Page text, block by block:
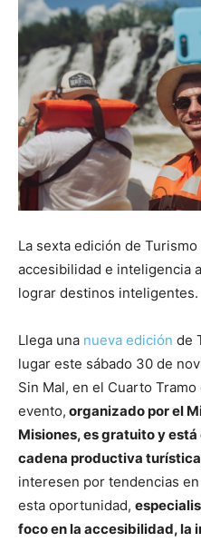
La sexta edición de
accesibilidad e inteligencia
lograr destinos inteligentes.
Llega una nueva edición de
lugar este sábado 30 de
Sin Mal, en el Cuarto
evento, organizado por el
Misiones, es gratuito y
cadena productiva turística
interesen por tendencias
esta oportunidad,
foco en la accesibilidad, la